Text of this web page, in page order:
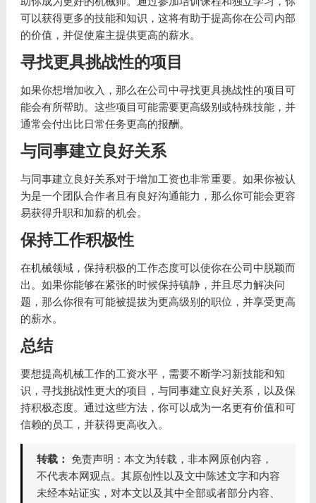
可以获得更多的技能和知识，这将有助于提高你在公司内部
的价值，并促使雇主提供更高的薪水。
寻找更具挑战性的项目
如果你想增加收入，那么在公司中寻找更具挑战性的项目可
能会有所帮助。这些项目可能需要更高级别或特殊技能，并
通常会付出比日常任务更高的报酬。
与同事建立良好关系
与同事建立良好关系对于增加工资也非常重要。如果你被认
为是一个团队合作者且有良好沟通能力，那么你可能会更容
易获得升职和加薪的机会。
保持工作积极性
在机械领域，保持积极的工作态度可以使你在公司中脱颖而
出。如果你能够在紧张的时候保持镇静，并且尽力解决问
题，那么你很有可能被提拔为更高级别的职位，并享受更高
的薪水。
总结
要想提高机械工作的工资水平，需要不断学习新技能和知
识，寻找挑战性更大的项目，与同事建立良好关系，以及保
持积极态度。通过这些方法，你可以成为一名更有价值和可
信赖的员工，并获得更高收入。
转载： 免责声明：本文为转载，非本网原创内容，
不代表本网观点。其原创性以及文中陈述文字和内容
未经本站证实，对本文以及其中全部或者部分内容、